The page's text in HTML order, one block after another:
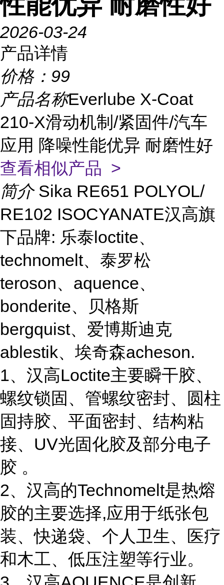
2026-03-24
产品详情
价格： 99
产品名称Everlube X-Coat
210-X滑动机制/紧固件/汽车
应用 降噪性能优异 耐磨性好
查看相似产品 >
简介 Sika RE651 POLYOL/
RE102 ISOCYANATE汉高旗
下品牌: 乐泰loctite、
technomelt、泰罗松
teroson、aquence、
bonderite、贝格斯
bergquist、爱博斯迪克
ablestik、埃奇森acheson.
1、汉高Loctite主要瞬干胶、
螺纹锁固、管螺纹密封、圆柱
固持胶、平面密封、结构粘
接、UV光固化胶及部分电子
胶 。
2、汉高的Technomelt是热熔
胶的主要选择,应用于纸张包
装、快递袋、个人卫生、医疗
和木工、低压注塑等行业。